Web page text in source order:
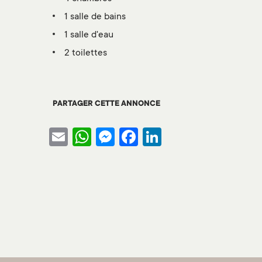
1 salle de bains
1 salle d'eau
2 toilettes
PARTAGER CETTE ANNONCE
EmailWhatsApp
Messenger
Facebook